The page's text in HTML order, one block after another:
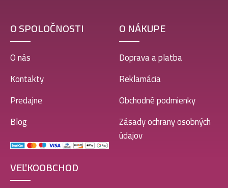
O SPOLOČNOSTI
O nás
Kontakty
Predajne
Blog
O NÁKUPE
Doprava a platba
Reklamácia
Obchodné podmienky
Zásady ochrany osobných
údajov
VEĽKOOBCHOD